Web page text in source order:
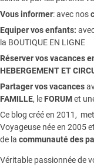
Vous informer:avec nos
Equiper vos enfants:
la BOUTIQUE EN LIGNE
Réserver vos vacances
HEBERGEMENT ET
Partager vos vacances
FAMILLE, le FORUMet
Ce blog créé en 2011,
Voyageuse née en 2005
de la communauté des
Véritable passionnée de